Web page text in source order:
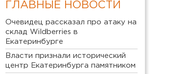
ГЛАВНЫЕ НОВОСТИ
Очевидец рассказал про атаку на
склад Wildberries в
Екатеринбурге
Власти признали исторический
центр Екатеринбурга памятником